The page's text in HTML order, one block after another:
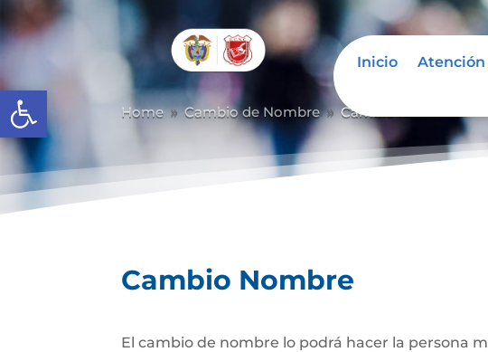
Abrir barra de herramientas
Inicio Atención
Home 9 Cambio de Nombre 9 Cambio Nombre
Cambio Nombre
El cambio de nombre lo podrá hacer la persona